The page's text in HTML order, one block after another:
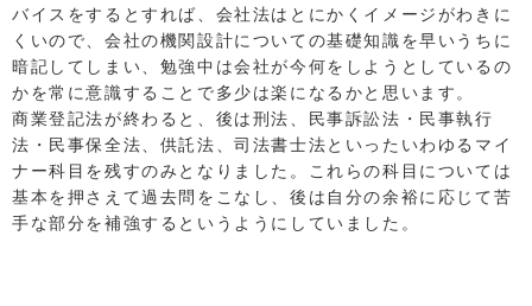
バイスをするとすれば、会社法はとにかくイメージがわきに
くいので、会社の機関設計についての基礎知識を早いうちに
暗記してしまい、勉強中は会社が今何をしようとしているの
かを常に意識することで多少は楽になるかと思います。
商業登記法が終わると、後は刑法、民事訴訟法・民事執行
法・民事保全法、供託法、司法書士法といったいわゆるマイ
ナー科目を残すのみとなりました。これらの科目については
基本を押さえて過去問をこなし、後は自分の余裕に応じて苦
手な部分を補強するというようにしていました。